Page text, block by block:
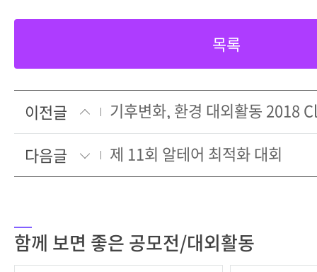
목록
이전글
다음글
제 11회 알테어 최적화 대회
함께 보면 좋은 공모전/대외활동